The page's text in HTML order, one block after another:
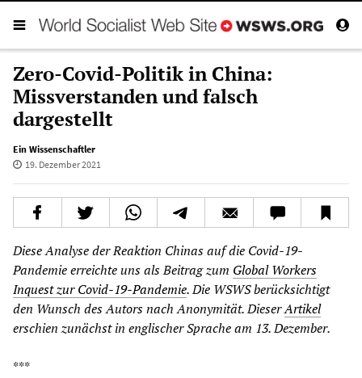
Zero-Covid-Politik in China:
Missverstanden und falsch
dargestellt
Ein Wissenschaftler
19. Dezember 2021
Diese Analyse der Reaktion Chinas auf die Covid-19-
Pandemie erreichte uns als Beitrag zum Global Workers
Inquest zur Covid-19-Pandemie. Die WSWS berücksichtigt
den Wunsch des Autors nach Anonymität. DieserArtikel
erschien zunächst in englischer Sprache am 13. Dezember.
***